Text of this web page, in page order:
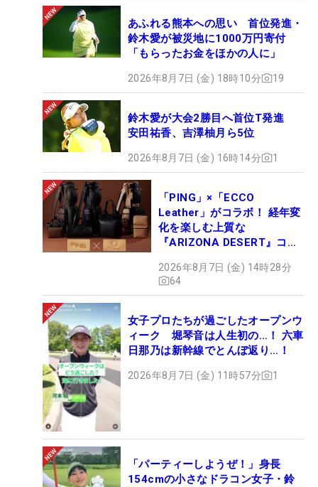
あふれる熊本への思い 首位発進・
鈴木愛が被災地に1000万円寄付
「もらったお金をほかの人に」
2026年8月7日 (金) 18時10分 19
鈴木愛が大会2勝目へ首位T発進
安田祐香、吉澤柚月ら5位
2026年8月7日 (金) 16時14分 1
「PING」×「ECCO
Leather」がコラボ！ 経年変
化を楽しむ上質な
『ARIZONA DESERT』コレ
ュー
2026年8月7日 (金) 14時28分
64
女子プロたちが過ごしたオープンウ
ィーク 堀琴音は人生初の…！ 六車
日那乃は新幹線でとんぼ返り…！
2026年8月7日 (金) 11時57分 1
「パーティーしようぜ！」身長
154cmの小さなドラコン女子・鈴